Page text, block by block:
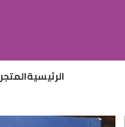
الرئيسيةالمتجر